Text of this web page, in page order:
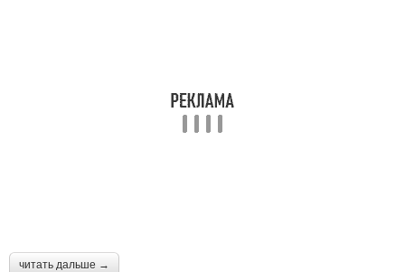
читать дальше →